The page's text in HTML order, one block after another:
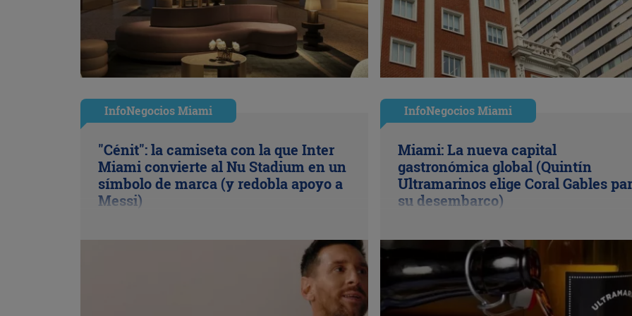
InfoNegocios Miami
"Cénit": la camiseta con la que Inter
Miami convierte al Nu Stadium en un
símbolo de marca (y redobla apoyo a
Messi)
InfoNegocios Miami
Miami: La nueva capital
gastronómica global (Quintín
Ultramarinos elige Coral Gables
su desembarco)